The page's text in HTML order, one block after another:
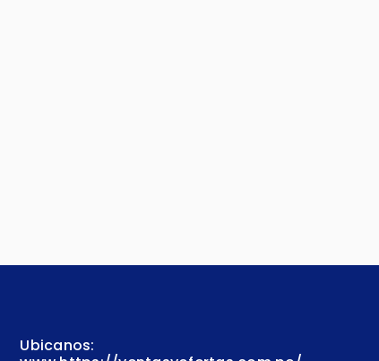
Ubicanos: